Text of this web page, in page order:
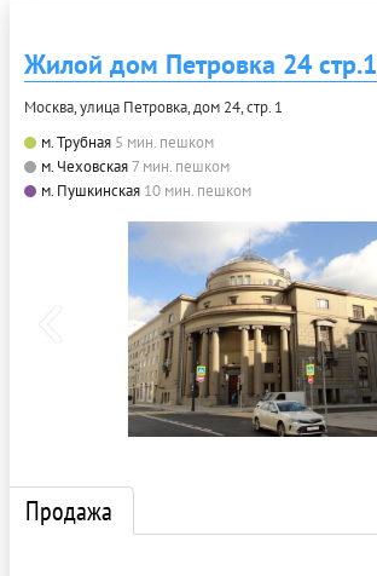
Жилой дом Петровка 24 стр.1
Москва, улица Петровка, дом 24, стр. 1
м. Трубная 5 мин. пешком
м. Чеховская 7 мин. пешком
м. Пушкинская 10 мин. пешком
Продажа